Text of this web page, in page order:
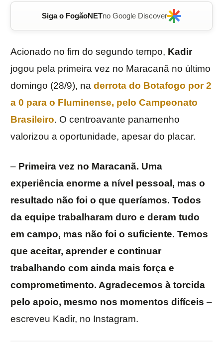
Siga o FogãoNETno Google Discover
Acionado no fim do segundo tempo, Kadir
jogou pela primeira vez no Maracanã no último
domingo (28/9), na derrota do Botafogo por 2
a 0 para o Fluminense, pelo Campeonato
Brasileiro. O centroavante panamenho
valorizou a oportunidade, apesar do placar.
– Primeira vez no Maracanã. Uma
experiência enorme a nível pessoal, mas o
resultado não foi o que queríamos. Todos
da equipe trabalharam duro e deram tudo
em campo, mas não foi o suficiente. Temos
que aceitar, aprender e continuar
trabalhando com ainda mais força e
comprometimento. Agradecemos à torcida
pelo apoio, mesmo nos momentos difíceis –
escreveu Kadir, no Instagram.